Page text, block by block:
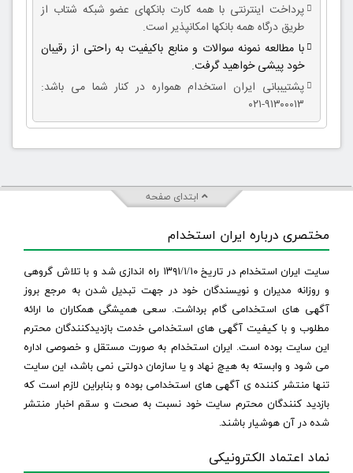
پرداخت اینترنتی با همه کارت بانکهای عضو شبکه شتاب از
طریق درگاه همه بانکها امکانپذیر است.
با مطالعه نمونه سوالات و منابع باکیفیت به راحتی از رقیبان
خود پیشی خواهید گرفت.
پشتیببانی ایران استخدام همواره در کنار شما می باشد:
۹۱۳۰۰۰۱۳-۰۲۱
ابتدای صفحه
مختصری درباره ایران استخدام
سایت ایران استخدام در تاریخ ۱۳۹۱/۱/۱۰ راه اندازی شد و با تلاش گروهی
و روزانه مدیران و نویسندگان خود در جهت تبدیل شدن به مرجع بروز
آگهی های استخدامی گام برداشت. سعی همیشگی همکاران ما ارائه
مطلوب و با کیفیت آگهی های استخدامی خدمت بازدیدکنندگان محترم
این سایت بوده است. ایران استخدام به صورت مستقل و خصوصی اداره
می شود و وابسته به هیچ نهاد و یا سازمان دولتی نمی باشد، این سایت
تنها منتشر کننده ی آگهی های استخدامی بوده و بنابراین لازم است که
بازدید کنندگان محترم سایت خود نسبت به صحت و سقم اخبار منتشر
شده در آن هوشیار باشند.
نماد اعتماد الکترونیکی